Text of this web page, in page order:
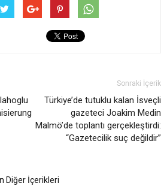
Sonraki İçerik
Türkiye’de tutuklu kalan İsveçli
gazeteci Joakim Medin
Malmö’de toplantı gerçekleştirdi:
“Gazetecilik suç değildir”
Diğer İçerikleri